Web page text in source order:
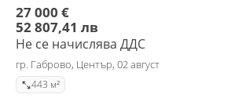
27 000 €
52 807,41 лв
Не се начислява ДДС
гр. Габрово, Център, 02 август
443 м²